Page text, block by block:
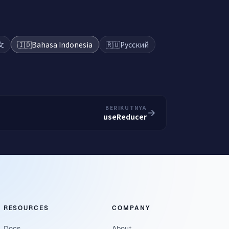
🇮🇩Bahasa Indonesia 🇷🇺Русский
BERIKUTNYA
useReducer
RESOURCES COMPANY